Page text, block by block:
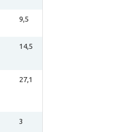
9,5
14,5
27,1
3